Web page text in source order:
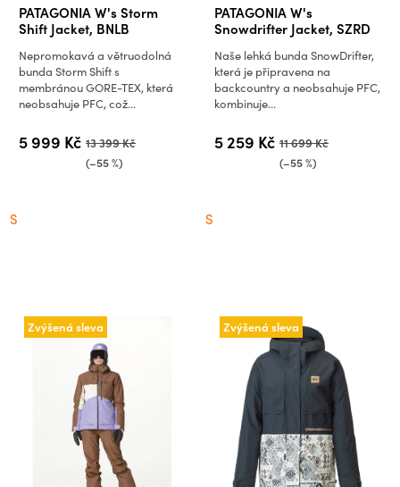
PATAGONIA W's Storm
Shift Jacket, BNLB
5 999 Kč 13 399 Kč
(–55 %)
Nepromokavá a větruodolná
bunda Storm Shift s
membránou GORE-TEX, která
neobsahuje PFC, což...
S
PATAGONIA W's
Snowdrifter Jacket, SZRD
5 259 Kč 11 699 Kč
(–55 %)
Naše lehká bunda SnowDrifter,
která je připravena na
backcountry a neobsahuje PFC,
kombinuje...
S
Zvýšená sleva Zvýšená sleva